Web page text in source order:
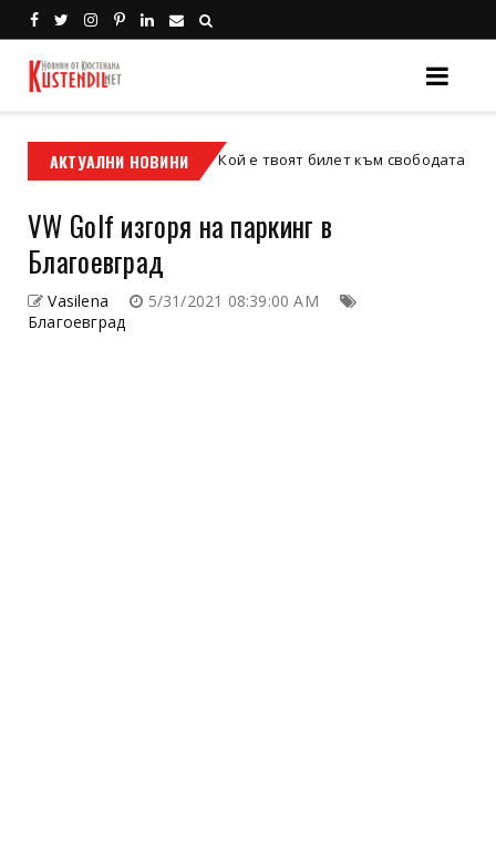
АКТУАЛНИ НОВИНИ
кросов мотор Кой е твоят билет към свободата –
VW Golf изгоря на паркинг в
Благоевград
Vasilena
5/31/2021 08:39:00 AM
Благоевград